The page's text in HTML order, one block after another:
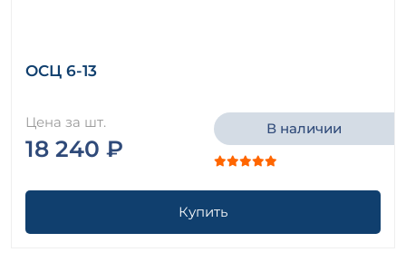
ОСЦ 6-13
Цена за шт.
18 240 ₽
В наличии
Купить